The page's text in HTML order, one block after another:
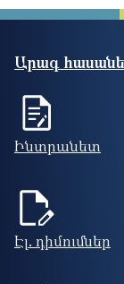
Արագ
Ինտրանետ
Էլ. դիմումներ